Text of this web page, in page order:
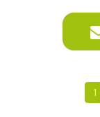
1